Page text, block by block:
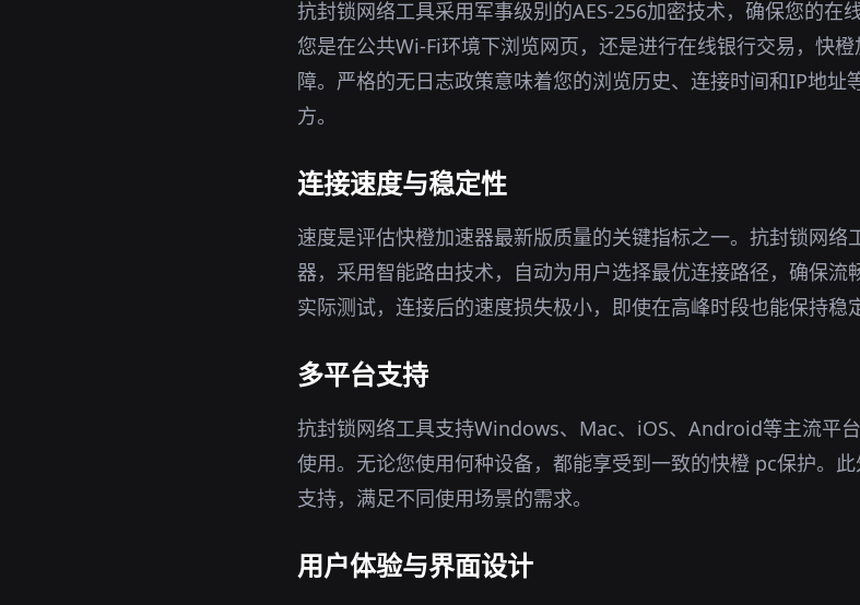
抗封锁网络工具采用军事级别的AES-256加密技术，确保您的在
您是在公共Wi-Fi环境下浏览网页，还是进行在线银行交易，快
障。严格的无日志政策意味着您的浏览历史、连接时间和IP地址
方。
连接速度与稳定性
速度是评估快橙加速器最新版质量的关键指标之一。抗封锁网络
器，采用智能路由技术，自动为用户选择最优连接路径，确保流
实际测试，连接后的速度损失极小，即使在高峰时段也能保持稳
多平台支持
抗封锁网络工具支持Windows、Mac、iOS、Android等主流平
使用。无论您使用何种设备，都能享受到一致的快橙 pc保护。
支持，满足不同使用场景的需求。
用户体验与界面设计